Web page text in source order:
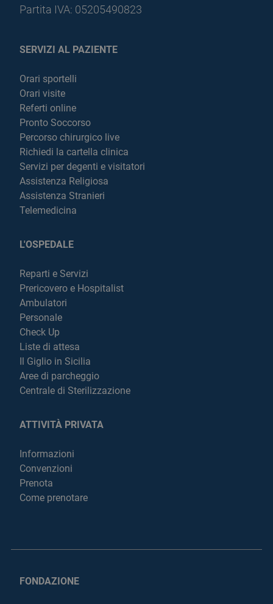
Partita IVA: 05205490823
SERVIZI AL PAZIENTE
Orari sportelli
Orari visite
Referti online
Pronto Soccorso
Percorso chirurgico live
Richiedi la cartella clinica
Servizi per degenti e visitatori
Assistenza Religiosa
Assistenza Stranieri
Telemedicina
L'OSPEDALE
Reparti e Servizi
Prericovero e Hospitalist
Ambulatori
Personale
Check Up
Liste di attesa
Il Giglio in Sicilia
Aree di parcheggio
Centrale di Sterilizzazione
ATTIVITÀ PRIVATA
Informazioni
Convenzioni
Prenota
Come prenotare
FONDAZIONE